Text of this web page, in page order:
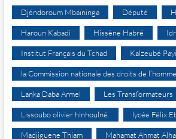
Djéndoroum Mbaïninga Député
Haroun Kabadi Hissène Habré
Institut Français du Tchad Kalzeubé
la Commission nationale des droits de l’homme
Lanka Daba Armel Les Transformateurs
Lissoubo olivier hinhoulné. lycée Félix
Madjiguene Thiam Mahamat Ahmat